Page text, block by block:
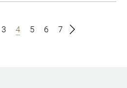
3 4 5 6 7